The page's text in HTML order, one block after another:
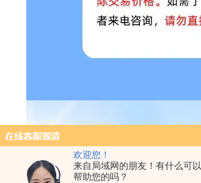
欢迎您！
来自局域网的朋友！有什么可以
帮助您的吗？